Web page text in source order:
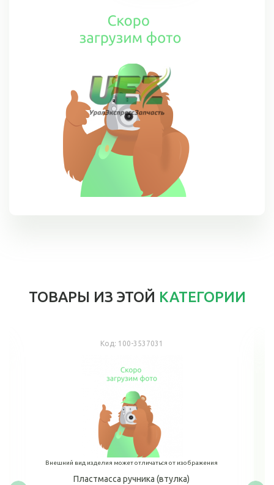
ТОВАРЫ ИЗ ЭТОЙ КАТЕГОРИИ
Код: 100-3537031
Внешний вид изделия может отличаться от изображения
Пластмасса ручника (втулка)